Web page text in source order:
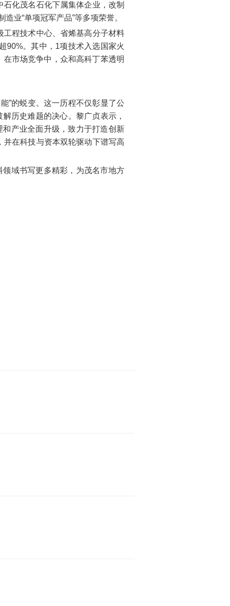
化茂名石化下属集体企业，改制
业“单项冠军产品”等多项荣誉。
程技术中心、省烯基高分子材料
90%。其中，1项技术入选国家火
市场竞争中，众和高科丁苯透明
”的蜕变。这一历程不仅彰显了公
历史难题的决心。黎广贞表示，
产业全面升级，致力于打造创新
在科技与资本双轮驱动下谱写高
领域书写更多精彩，为茂名市地方